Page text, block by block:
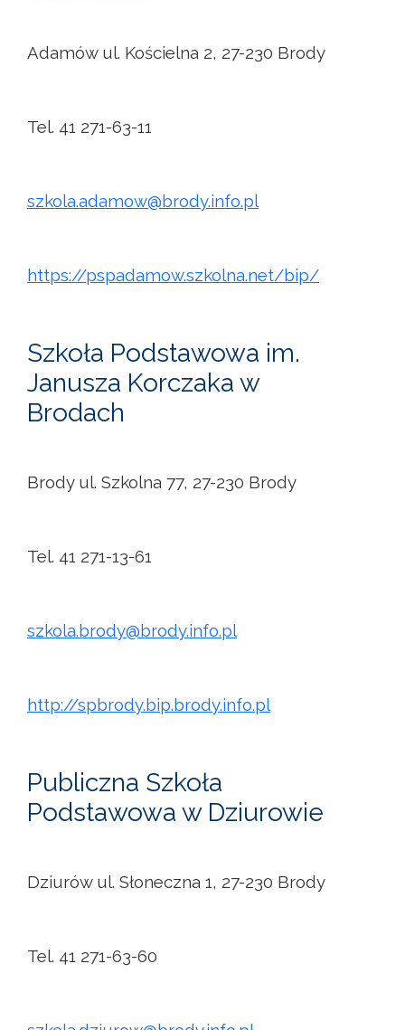
Adamów ul. Kościelna 2, 27-230 Brody
Tel. 41 271-63-11
szkola.adamow@brody.info.pl
https://pspadamow.szkolna.net/bip/
Szkoła Podstawowa im.
Janusza Korczaka w
Brodach
Brody ul. Szkolna 77, 27-230 Brody
Tel. 41 271-13-61
szkola.brody@brody.info.pl
http://spbrody.bip.brody.info.pl
Publiczna Szkoła
Podstawowa w Dziurowie
Dziurów ul. Słoneczna 1, 27-230 Brody
Tel. 41 271-63-60